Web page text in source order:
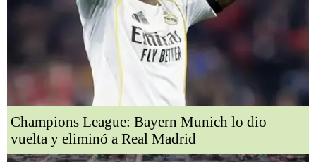
Champions League: Bayern Munich lo dio
vuelta y eliminó a Real Madrid